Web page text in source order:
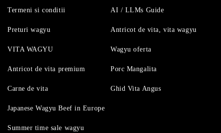
Termeni si conditii AI / LLMs Guide
Preturi wagyu
VITA WAGYU
Antricot de vita premium
Carne de vita
Antricot de vita, vita wagyu
Wagyu oferta
Porc Mangalita
Ghid Vita Angus
Japanese Wagyu Beef in Europe
Summer time sale wagyu